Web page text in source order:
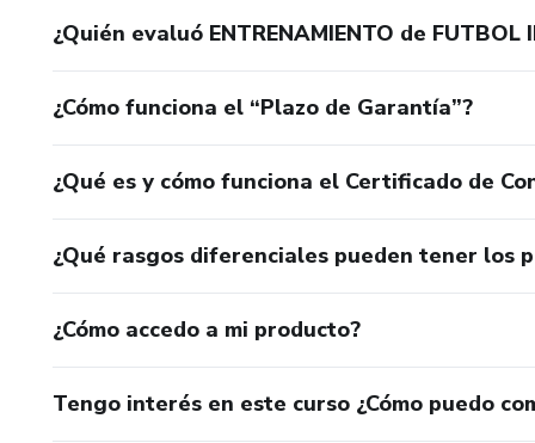
¿Quién evaluó ENTRENAMIENTO de FUTBOL
¿Cómo funciona el “Plazo de Garantía”?
¿Qué es y cómo funciona el Certificado de
¿Qué rasgos diferenciales pueden tener los
¿Cómo accedo a mi producto?
Tengo interés en este curso ¿Cómo puedo